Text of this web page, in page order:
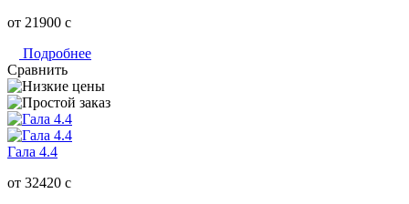
от 21900 c
Подробнее
Сравнить
Гала 4.4
от 32420 c